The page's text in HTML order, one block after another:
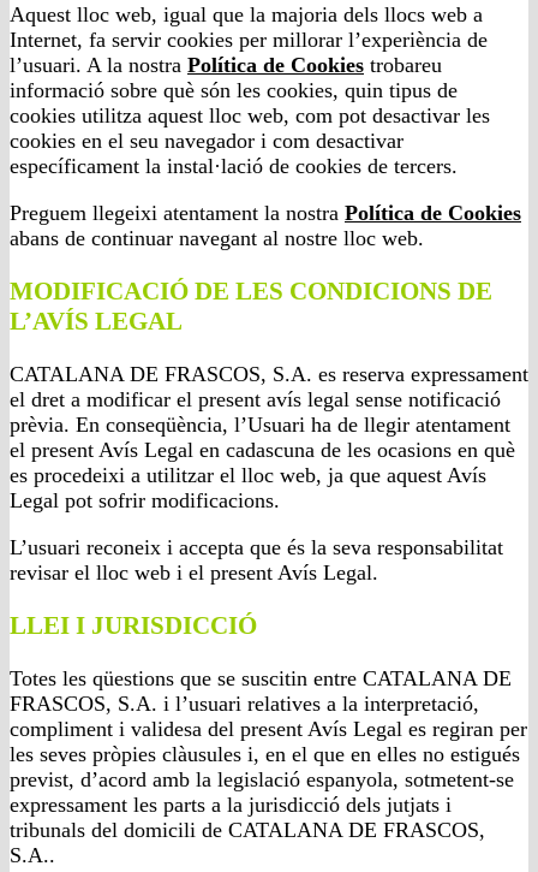
Aquest lloc web, igual que la majoria dels llocs web a
Internet, fa servir cookies per millorar l’experiència de
l’usuari. A la nostra Política de Cookies trobareu
informació sobre què són les cookies, quin tipus de
cookies utilitza aquest lloc web, com pot desactivar les
cookies en el seu navegador i com desactivar
específicament la instal·lació de cookies de tercers.
Preguem llegeixi atentament la nostra Política de Cookies
abans de continuar navegant al nostre lloc web.
MODIFICACIÓ DE LES CONDICIONS DE
L’AVÍS LEGAL
CATALANA DE FRASCOS, S.A. es reserva expressament
el dret a modificar el present avís legal sense notificació
prèvia. En conseqüència, l’Usuari ha de llegir atentament
el present Avís Legal en cadascuna de les ocasions en què
es procedeixi a utilitzar el lloc web, ja que aquest Avís
Legal pot sofrir modificacions.
L’usuari reconeix i accepta que és la seva responsabilitat
revisar el lloc web i el present Avís Legal.
LLEI I JURISDICCIÓ
Totes les qüestions que se suscitin entre CATALANA DE
FRASCOS, S.A. i l’usuari relatives a la interpretació,
compliment i validesa del present Avís Legal es regiran per
les seves pròpies clàusules i, en el que en elles no estigués
previst, d’acord amb la legislació espanyola, sotmetent-se
expressament les parts a la jurisdicció dels jutjats i
tribunals del domicili de CATALANA DE FRASCOS,
S.A..